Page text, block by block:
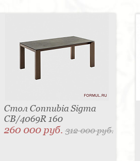
Стол Connubia Sigma
CB/4069R 160
260 000 руб.312 000 руб.